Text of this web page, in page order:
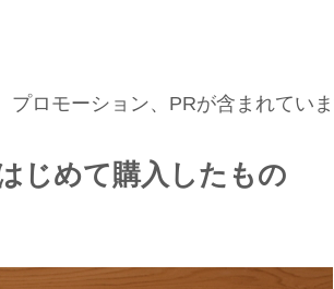
ロモーション、PRが含まれてい
じめて購入したもの